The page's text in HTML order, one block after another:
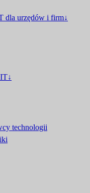
dla urzędów i firm↓
technologii